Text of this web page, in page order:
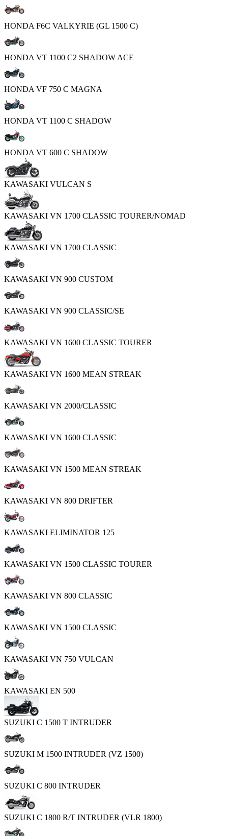
HONDA F6C VALKYRIE (GL 1500 C)
HONDA VT 1100 C2 SHADOW ACE
HONDA VF 750 C MAGNA
HONDA VT 1100 C SHADOW
HONDA VT 600 C SHADOW
KAWASAKI VULCAN S
KAWASAKI VN 1700 CLASSIC TOURER/NOMAD
KAWASAKI VN 1700 CLASSIC
KAWASAKI VN 900 CUSTOM
KAWASAKI VN 900 CLASSIC/SE
KAWASAKI VN 1600 CLASSIC TOURER
KAWASAKI VN 1600 MEAN STREAK
KAWASAKI VN 2000/CLASSIC
KAWASAKI VN 1600 CLASSIC
KAWASAKI VN 1500 MEAN STREAK
KAWASAKI VN 800 DRIFTER
KAWASAKI ELIMINATOR 125
KAWASAKI VN 1500 CLASSIC TOURER
KAWASAKI VN 800 CLASSIC
KAWASAKI VN 1500 CLASSIC
KAWASAKI VN 750 VULCAN
KAWASAKI EN 500
SUZUKI C 1500 T INTRUDER
SUZUKI M 1500 INTRUDER (VZ 1500)
SUZUKI C 800 INTRUDER
SUZUKI C 1800 R/T INTRUDER (VLR 1800)